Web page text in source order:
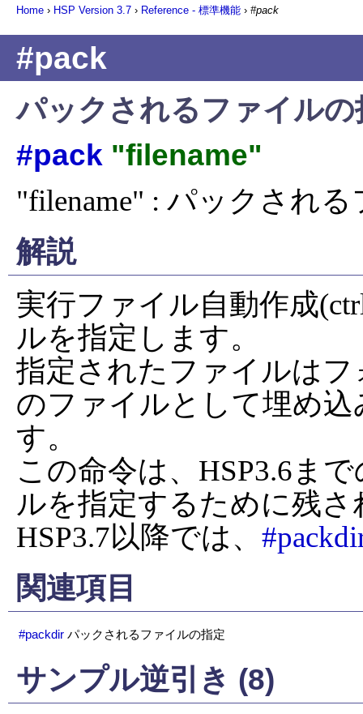
Home › HSP Version 3.7 › Reference - 標準機能 › #pack
#pack
パックされるファイルの
#pack "filename"
"filename" : パックされ
解説
実行ファイル自動作成
ルを指定します。
指定されたファイルは
のファイルとして埋め
す。
この命令は、HSP3.6ま
ルを指定するために残
HSP3.7以降では、
関連項目
#packdir パックされるファイルの指定
サンプル逆引き (8)